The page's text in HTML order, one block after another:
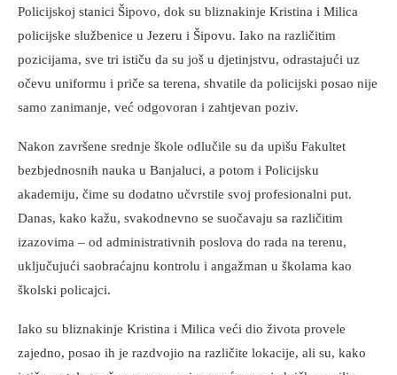
Policijskoj stanici Šipovo, dok su bliznakinje Kristina i Milica
policijske službenice u Jezeru i Šipovu. Iako na različitim
pozicijama, sve tri ističu da su još u djetinjstvu, odrastajući uz
očevu uniformu i priče sa terena, shvatile da policijski posao nije
samo zanimanje, već odgovoran i zahtjevan poziv.
Nakon završene srednje škole odlučile su da upišu Fakultet
bezbjednosnih nauka u Banjaluci, a potom i Policijsku
akademiju, čime su dodatno učvrstile svoj profesionalni put.
Danas, kako kažu, svakodnevno se suočavaju sa različitim
izazovima – od administrativnih poslova do rada na terenu,
uključujući saobraćajnu kontrolu i angažman u školama kao
školski policajci.
Iako su bliznakinje Kristina i Milica veći dio života provele
zajedno, posao ih je razdvojio na različite lokacije, ali su, kako